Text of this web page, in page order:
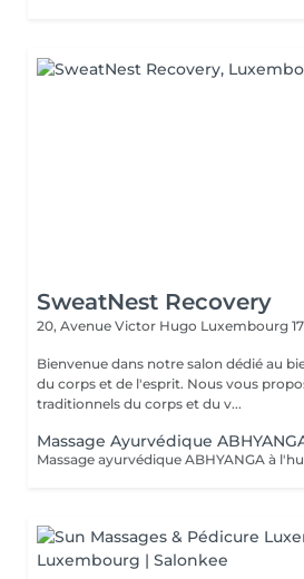
SweatNest Recovery
20, Avenue Victor Hugo Luxembourg
Bienvenue dans notre salon dédié au
du corps et de l'esprit. Nous vous
traditionnels du corps et du v...
Massage Ayurvédique